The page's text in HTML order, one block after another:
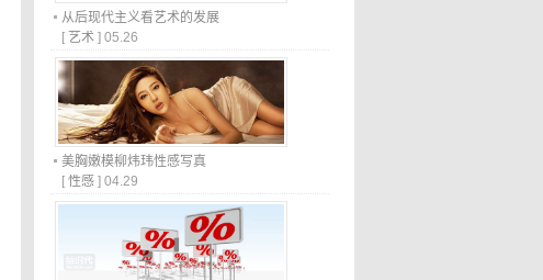
从后现代主义看艺术的发展
[ 艺术 ] 05.26
美胸嫩模柳炜玮性感写真
[ 性感 ] 04.29